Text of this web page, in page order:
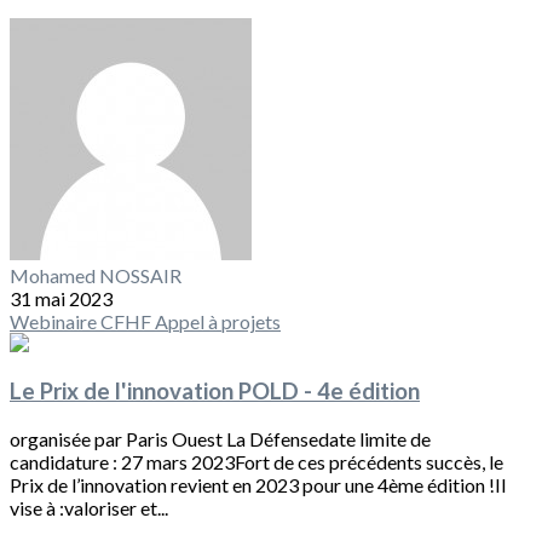
Mohamed NOSSAIR
31 mai 2023
Webinaire CFHF Appel à projets
Le Prix de l'innovation POLD - 4e édition
organisée par Paris Ouest La Défensedate limite de
candidature : 27 mars 2023Fort de ces précédents succès, le
Prix de l’innovation revient en 2023 pour une 4ème édition !Il
vise à :valoriser et...